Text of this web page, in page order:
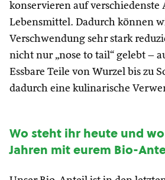
konservieren auf verschiedenste
Lebensmittel. Dadurch können
Verschwendung sehr stark
nicht nur „nose to tail“ gelebt –
Essbare Teile von Wurzel bis zu
dadurch eine kulinarische
Wo steht ihr heute und
Jahren mit eurem Bio-